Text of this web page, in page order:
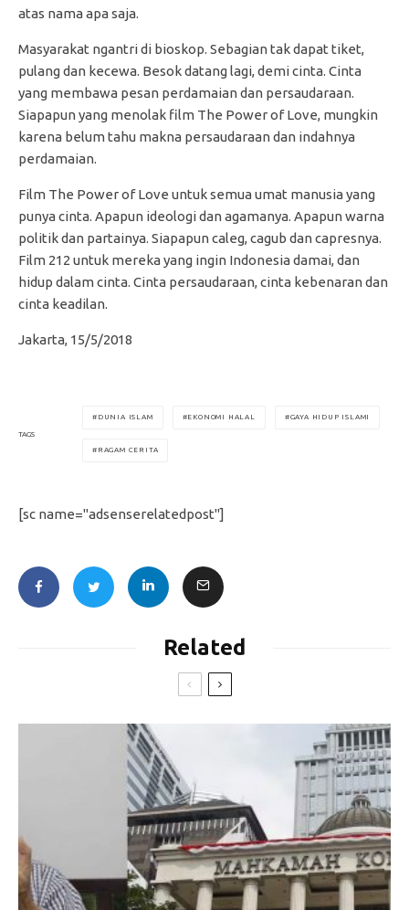
atas nama apa saja.
Masyarakat ngantri di bioskop. Sebagian tak dapat tiket,
pulang dan kecewa. Besok datang lagi, demi cinta. Cinta
yang membawa pesan perdamaian dan persaudaraan.
Siapapun yang menolak film The Power of Love, mungkin
karena belum tahu makna persaudaraan dan indahnya
perdamaian.
Film The Power of Love untuk semua umat manusia yang
punya cinta. Apapun ideologi dan agamanya. Apapun warna
politik dan partainya. Siapapun caleg, cagub dan capresnya.
Film 212 untuk mereka yang ingin Indonesia damai, dan
hidup dalam cinta. Cinta persaudaraan, cinta kebenaran dan
cinta keadilan.
Jakarta, 15/5/2018
TAGS
DUNIA ISLAM EKONOMI HALAL GAYA HIDUP ISLAMI
RAGAM CERITA
[sc name="adsenserelatedpost"]
Related